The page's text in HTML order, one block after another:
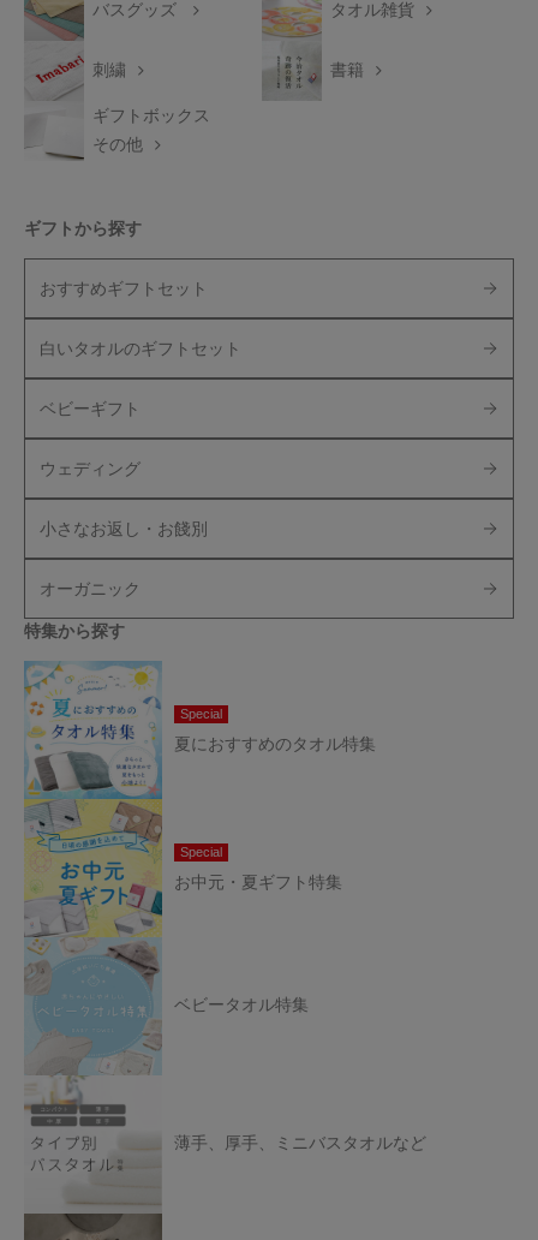
バスグッズ タオル雑貨
刺繍 書籍
ギフトボックス
その他
ギフトから探す
おすすめギフトセット
白いタオルのギフトセット
ベビーギフト
ウェディング
小さなお返し・お餞別
オーガニック
特集から探す
Special
夏におすすめのタオル特集
Special
お中元・夏ギフト特集
ベビータオル特集
薄手、厚手、ミニバスタオルなど